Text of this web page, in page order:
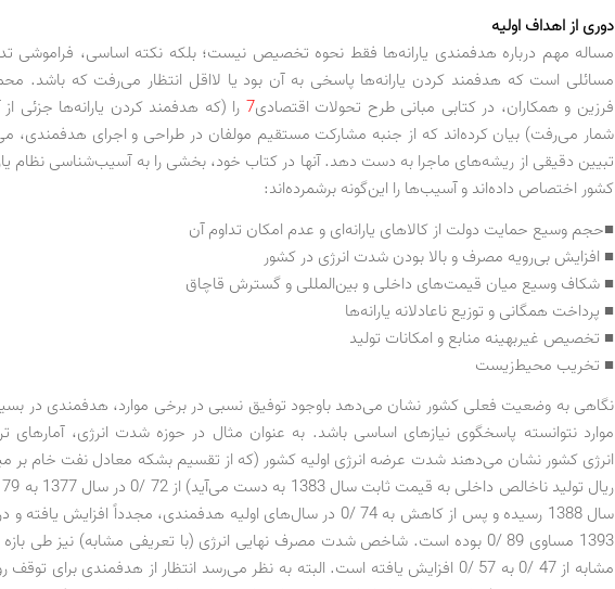
دوری از اهداف اولیه
مساله مهم درباره هدفمندی یارانه‌ها فقط نحوه تخصیص نیست؛ بلکه نکته اساسی، فراموشی
مسائلی است که هدفمند کردن یارانه‌ها پاسخی به آن بود یا لااقل انتظار می‌رفت که باشد.
فرزین و همکاران، در کتابی مبانی طرح تحولات اقتصادی7 را (که هدفمند کردن یارانه‌ها جزئی
شمار می‌رفت) بیان کرده‌اند که از جنبه مشارکت مستقیم مولفان در طراحی و اجرای هدفمندی،
تبیین دقیقی از ریشه‌های ماجرا به دست دهد. آنها در کتاب خود، بخشی را به آسیب‌شناسی نظام
کشور اختصاص داده‌اند و آسیب‌ها را این‌گونه برشمرده‌اند:
■حجم وسیع حمایت دولت از کالاهای یارانه‌ای و عدم امکان تداوم آن
■ افزایش بی‌رویه مصرف و بالا بودن شدت انرژی در کشور
■ شکاف وسیع میان قیمت‌های داخلی و بین‌المللی و گسترش قاچاق
■ پرداخت همگانی و توزیع ناعادلانه یارانه‌ها
■ تخصیص غیربهینه منابع و امکانات تولید
■ تخریب محیط‌زیست
نگاهی به وضعیت فعلی کشور نشان می‌دهد باوجود توفیق نسبی در برخی موارد، هدفمندی در
موارد نتوانسته پاسخگوی نیازهای اساسی باشد. به عنوان مثال در حوزه شدت انرژی، آمارهای
انرژی کشور نشان می‌دهند شدت عرضه انرژی اولیه کشور (که از تقسیم بشکه معادل نفت خام بر
سال 1388 رسیده و پس از کاهش به 74 /0 در سال‌های اولیه هدفمندی، مجدداً افزایش
1393 مساوی 89 /0 بوده است. شاخص شدت مصرف نهایی انرژی (با تعریفی مشابه) نیز طی
مشابه از 47 /0 به 57 /0 افزایش یافته است. البته به نظر می‌رسد انتظار از هدفمندی برای توقف